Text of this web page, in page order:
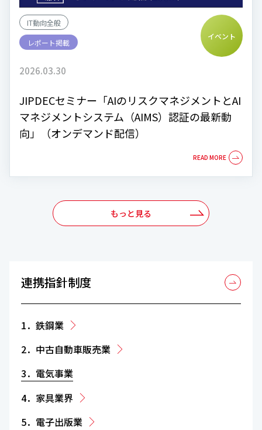
IT動向全般
レポート掲載
イベント
2026.03.30
JIPDECセミナー「AIのリスクマネジメントとAI
マネジメントシステム（AIMS）認証の最新動
向」（オンデマンド配信）
もっと見る
連携指針制度
1．鉄鋼業
2．中古自動車販売業
3．電気事業
4．家具業界
5．電子出版業